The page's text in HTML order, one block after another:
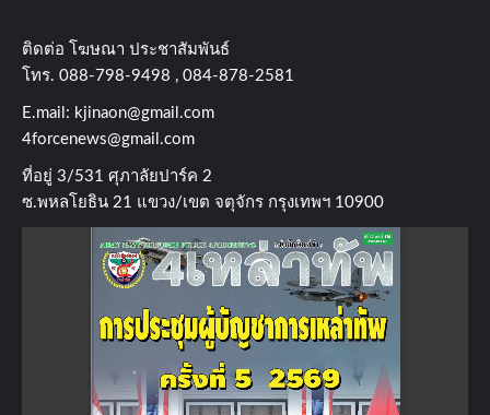
ติดต่อ​ โฆษณา​ ประชาสัมพันธ์
โทร​. 088-798-9498 , 084-878-2581
E.mail: kjinaon@gmail.com
4forcenews@gmail.com
ที่อยู่​ 3/531​ ศุภาลัยปาร์ค​ 2
ซ.พหลโยธิน​ 21​ แขวง/เขต​ จตุจักร​ กรุงเทพฯ 10900